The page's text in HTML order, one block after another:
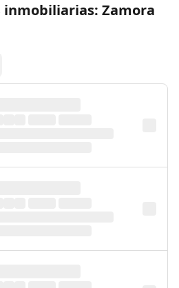
inmobiliarias: Zamora